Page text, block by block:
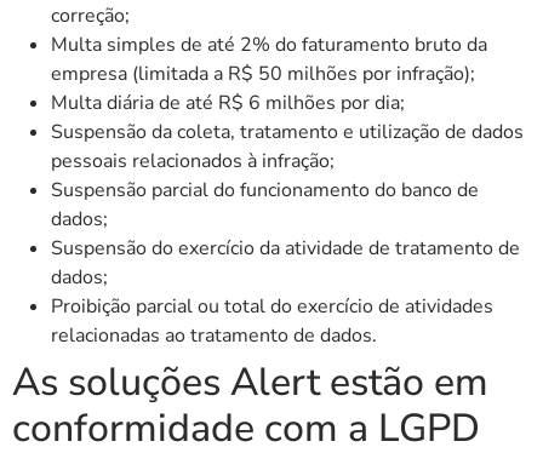
correção;
Multa simples de até 2% do faturamento bruto da
empresa (limitada a R$ 50 milhões por infração);
Multa diária de até R$ 6 milhões por dia;
Suspensão da coleta, tratamento e utilização de dados
pessoais relacionados à infração;
Suspensão parcial do funcionamento do banco de
dados;
Suspensão do exercício da atividade de tratamento de
dados;
Proibição parcial ou total do exercício de atividades
relacionadas ao tratamento de dados.
As soluções Alert estão em
conformidade com a LGPD